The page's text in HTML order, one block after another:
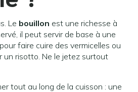
Le bouillon est une richesse à
il peut servir de base à une
faire cuire des vermicelles ou
un risotto. Ne le jetez surtout
tout au long de la cuisson : une